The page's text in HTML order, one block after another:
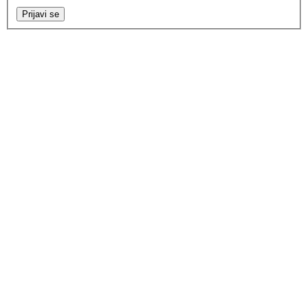
Prijavi se